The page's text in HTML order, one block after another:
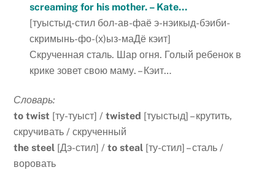
screaming for his mother. – Kate…
[туыстыд-стил бол-ав-фаё э-нэикыд-бэиби-
скримынь-фо-(х)ыз-маДё кэит]
Скрученная сталь. Шар огня. Голый ребенок в
крике зовет свою маму. – Кэит…
Словарь:
to twist [ту-туыст] /twisted [туыстыд] – крутить,
скручивать / скрученный
the steel [Дэ-стил] /to steal [ту-стил] – сталь /
воровать